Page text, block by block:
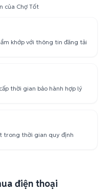
của Chợ Tốt
khớp với thông tin đăng tải
thời gian bảo hành hợp lý
trong thời gian quy định
điện thoại